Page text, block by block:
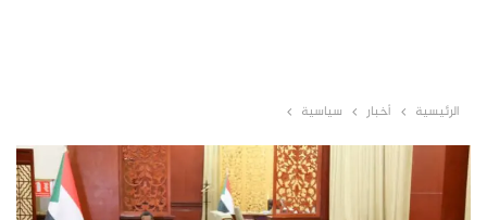
الرئيسية أخبار سياسية